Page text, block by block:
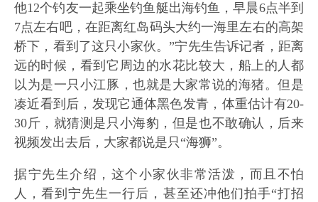
他12个钓友一起乘坐钓鱼艇出海钓鱼，早晨6点半到
7点左右吧，在距离红岛码头大约一海里左右的高架
桥下，看到了这只小家伙。”宁先生告诉记者，距离
远的时候，看到它周边的水花比较大，船上的人都
以为是一只小江豚，也就是大家常说的海猪。但是
凑近看到后，发现它通体黑色发青，体重估计有20-
30斤，就猜测是只小海豹，但是也不敢确认，后来
视频发出去后，大家都说是只“海狮”。
据宁先生介绍，这个小家伙非常活泼，而且不怕
人，看到宁先生一行后，甚至还冲他们拍手“打招